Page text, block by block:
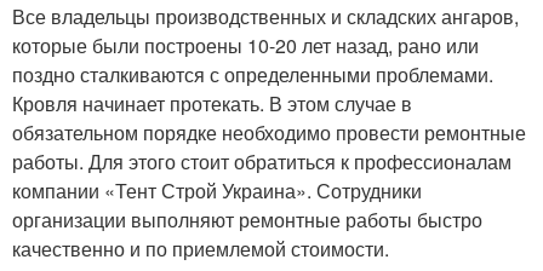
Все владельцы производственных и складских ангаров,
которые были построены 10-20 лет назад, рано или
поздно сталкиваются с определенными проблемами.
Кровля начинает протекать. В этом случае в
обязательном порядке необходимо провести ремонтные
работы. Для этого стоит обратиться к профессионалам
компании «Тент Строй Украина». Сотрудники
организации выполняют ремонтные работы быстро
качественно и по приемлемой стоимости.